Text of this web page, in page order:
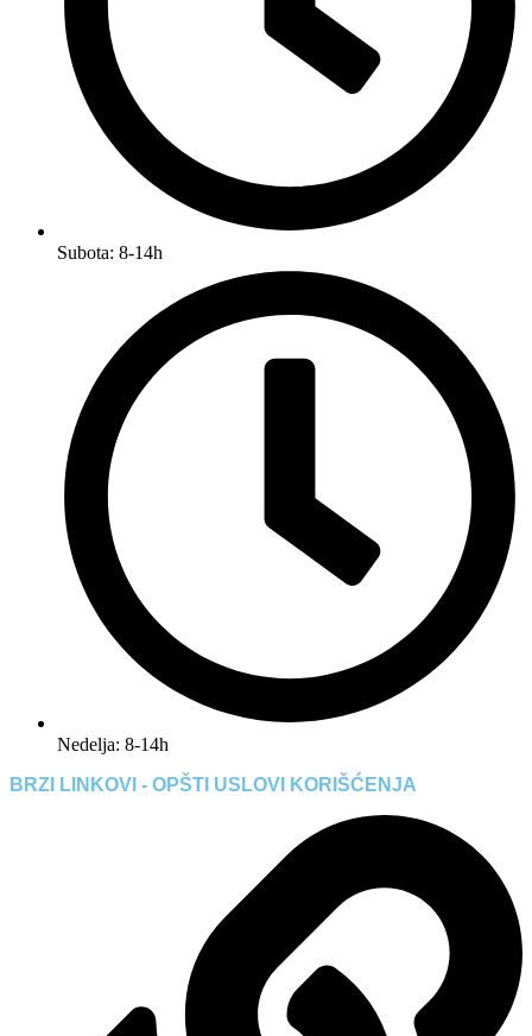
Subota: 8-14h
Nedelja: 8-14h
BRZI LINKOVI - OPŠTI USLOVI KORIŠĆENJA